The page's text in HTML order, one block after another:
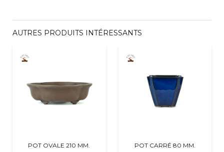
AUTRES PRODUITS INTÉRESSANTS
POT OVALE 210 MM. POT CARRÉ 80 MM.